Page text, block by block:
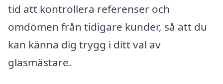
tid att kontrollera referenser och
omdömen från tidigare kunder, så att du
kan känna dig trygg i ditt val av
glasmästare.